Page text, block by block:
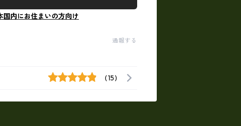
国内にお住まいの方向け
通報する
(15)